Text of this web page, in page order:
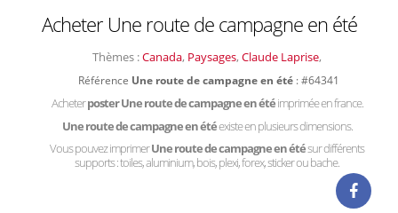
Acheter Une route de campagne en été
Thèmes :Canada, Paysages, Claude Laprise,
Référence Une route de campagne en été : #64341
Acheterposter Une route de campagne en étéimprimée en france.
Une route de campagne en étéexiste en plusieurs dimensions.
Vous pouvez imprimerUne route de campagne en étésur différents
supports : toiles, aluminium, bois, plexi, forex, sticker ou bache.